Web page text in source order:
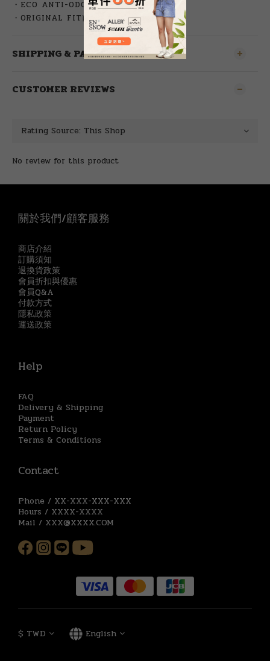
・ECO ANTI-ODOR抑菌科技。
・ ORIGINAL FIT前腳掌寬敞空間設計。
SHIPPING & PAYMENT
CUSTOMER REVIEWS
No review for this product
關於我們/顧客服務
商店介紹
訂購須知
退換貨政策
會員折扣與優惠
會員Q&A
付款方式
隱私政策
運送政策
Help
FAQ
Delivery & Shipping
Payment
Return Policy
Terms & Conditions
Contact
Phone / XX-XXX-XXX-XXX
Hours / XXXX-XXXX
Mail / XXX@XXXX.COM
$ TWD English